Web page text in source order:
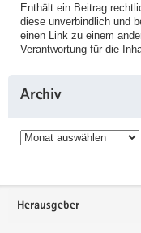
Enthält ein Beitrag
diese unverbindlich und
einen Link zu einem
Verantwortung für die
Archiv
Archiv
Service
Herausgeber